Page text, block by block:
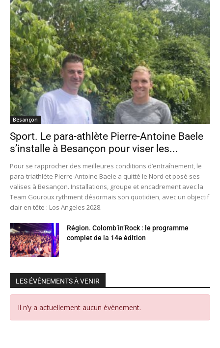
Besançon
Sport. Le para-athlète Pierre-Antoine Baele
s’installe à Besançon pour viser les...
Pour se rapprocher des meilleures conditions d’entraînement, le
para-triathlète Pierre-Antoine Baele a quitté le Nord et posé ses
valises à Besançon. Installations, groupe et encadrement avec la
Team Gouroux rythment désormais son quotidien, avec un objectif
clair en tête : Los Angeles 2028.
Région. Colomb’in’Rock : le programme
complet de la 14e édition
LES ÉVÉNEMENTS À VENIR
Il n’y a actuellement aucun évènement.